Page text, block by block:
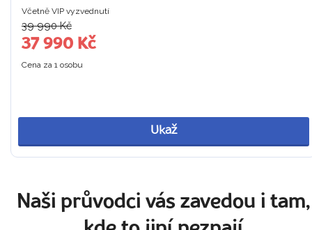
Včetně VIP vyzvednutí
39 990 Kč
37 990 Kč
Cena za 1 osobu
Ukaž
Naši průvodci vás zavedou i tam,